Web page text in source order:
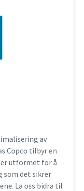
av
Copco tilbyr en
er utformet for å
det sikrer
La oss bidra til